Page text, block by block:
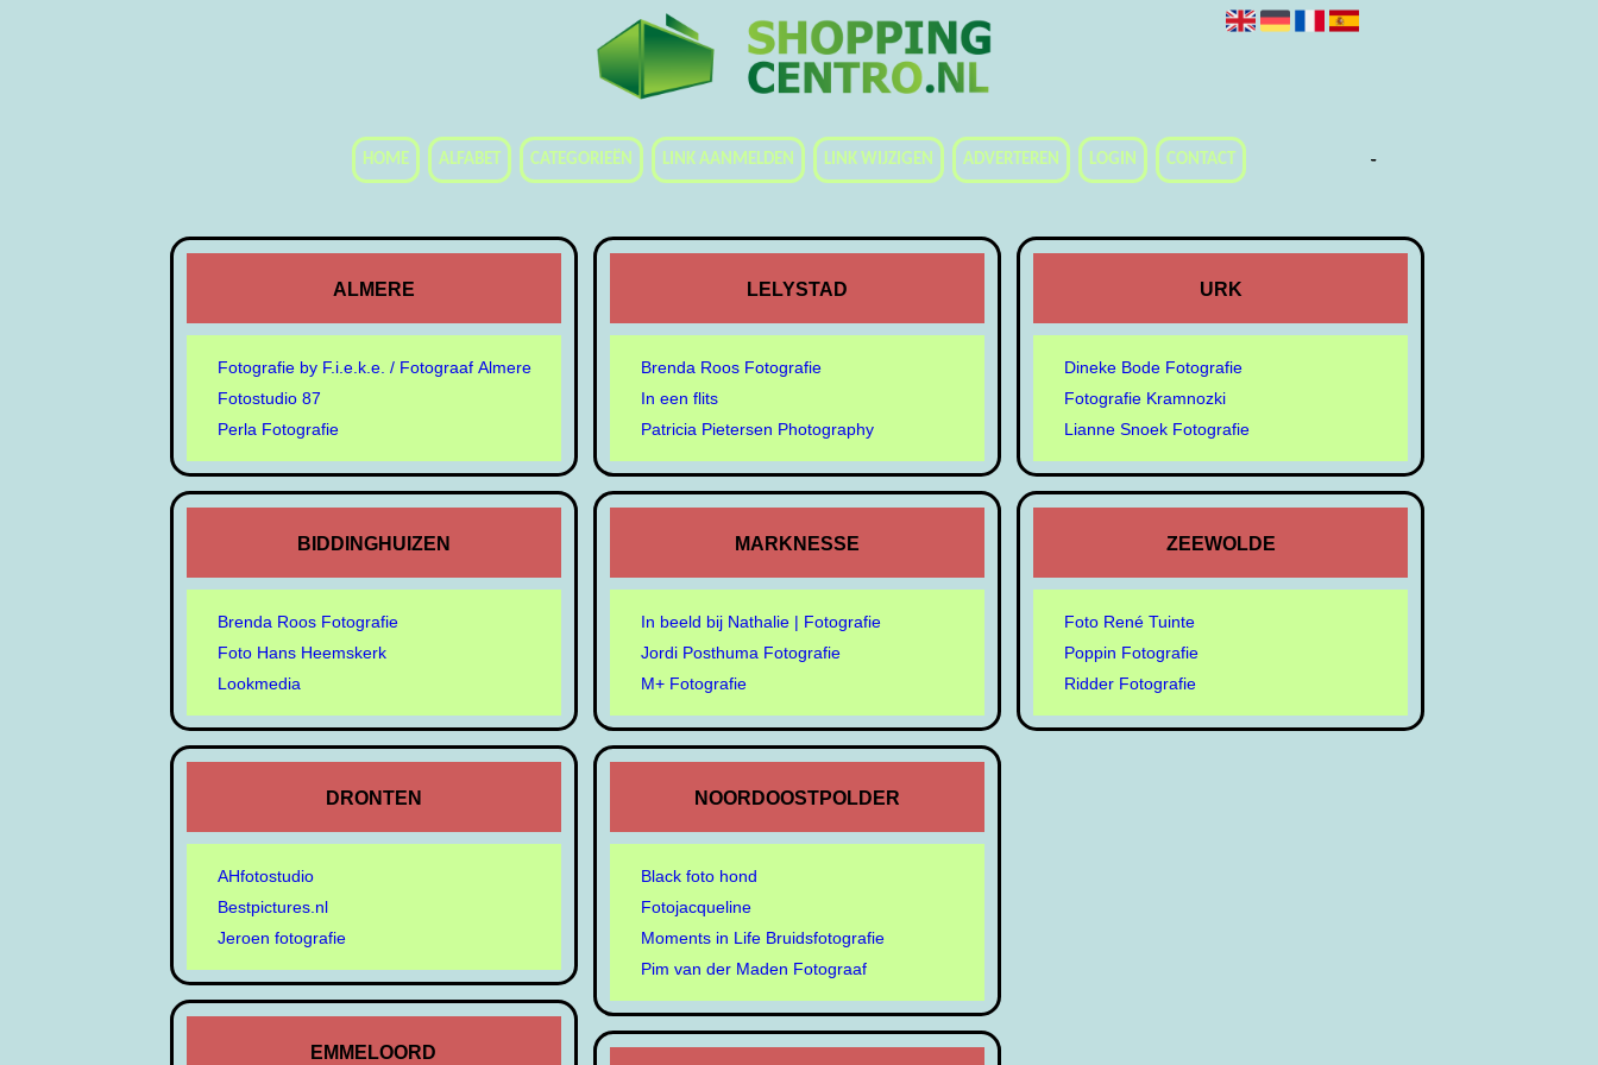
HOME -
ALFABET -
CATEGORIEËN -
LINK AANMELDEN -
LINK WIJZIGEN -
ADVERTEREN -
LOGIN -
CONTACT
ALMERE
Fotografie by F.i.e.k.e. / Fotograaf Almere
Fotostudio 87
Perla Fotografie
BIDDINGHUIZEN
Brenda Roos Fotografie
Foto Hans Heemskerk
Lookmedia
DRONTEN
AHfotostudio
Bestpictures.nl
Jeroen fotografie
EMMELOORD
LELYSTAD
Brenda Roos Fotografie
In een flits
Patricia Pietersen Photography
MARKNESSE
In beeld bij Nathalie | Fotografie
Jordi Posthuma Fotografie
M+ Fotografie
NOORDOOSTPOLDER
Black foto hond
Fotojacqueline
Moments in Life Bruidsfotografie
Pim van der Maden Fotograaf
URK
Dineke Bode Fotografie
Fotografie Kramnozki
Lianne Snoek Fotografie
ZEEWOLDE
Foto René Tuinte
Poppin Fotografie
Ridder Fotografie